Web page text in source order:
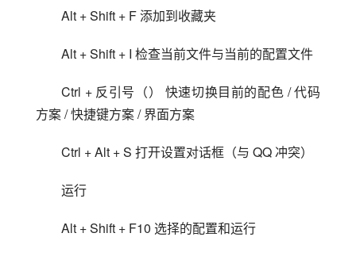
Alt + Shift + F 添加到收藏夹
Alt + Shift + I 检查当前文件与当前的配置文件
Ctrl + 反引号（） 快速切换目前的配色 / 代码
方案 / 快捷键方案 / 界面方案
Ctrl + Alt + S 打开设置对话框（与 QQ 冲突）
运行
Alt + Shift + F10 选择的配置和运行